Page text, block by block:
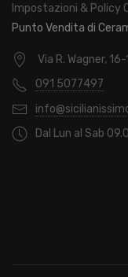
Impostazioni & Policy
Punto Vendita di
Via R. Wagner,
091 5077497
Dal Lun al Sab